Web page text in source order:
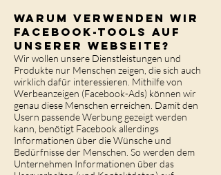
Warum verwenden wir
Facebook-Tools auf
unserer Webseite?
Wir wollen unsere Dienstleistungen und
Produkte nur Menschen zeigen, die sich auch
wirklich dafür interessieren. Mithilfe von
Werbeanzeigen (Facebook-Ads) können wir
genau diese Menschen erreichen. Damit den
Usern passende Werbung gezeigt werden
kann, benötigt Facebook allerdings
Informationen über die Wünsche und
Bedürfnisse der Menschen. So werden dem
Unternehmen Informationen über das